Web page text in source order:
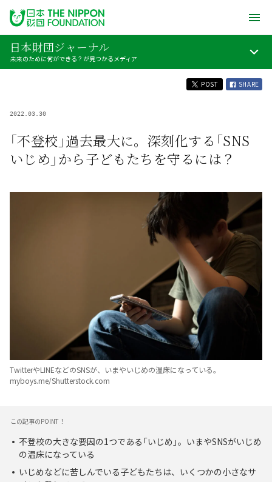
日本財団ジャーナル
未来のために何ができる？が見つかるメディア
POST SHARE
2022.03.30
「不登校」過去最大に。深刻化する「SNS
いじめ」から子どもたちを守るには？
TwitterやLINEなどのSNSが、いまやいじめの温床になっている。
myboys.me/Shutterstock.com
この記事のPOINT！
不登校の大きな要因の1つである「いじめ」。いまやSNSがいじめ
の温床になっている
いじめなどに苦しんでいる子どもたちは、いくつかの小さなサ